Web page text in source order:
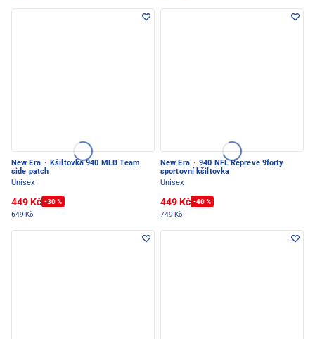
New Era · Kšiltovka 940 MLB Team
side patch
Unisex
449 Kč -30 %
649 Kč
New Era · 940 NFL Repreve 9forty
sportovní kšiltovka
Unisex
449 Kč -40 %
749 Kč